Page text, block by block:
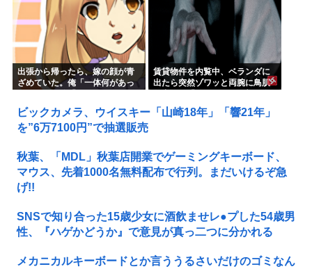
出張から帰ったら、嫁の顔が青
ざめていた。俺「一体何があっ
に話を聞くと…
賃貸物件を内覧中、ベランダに
出たら突然ゾワッと両腕に鳥肌
だ」と思った瞬間、体が前にド
ンッと突き飛ばされて…
ビックカメラ、ウイスキー「山崎18年」「響21年」
を”6万7100円”で抽選販売
秋葉、「MDL」秋葉店開業でゲーミングキーボード、
マウス、先着1000名無料配布で行列。まだいけるぞ急
げ!!
SNSで知り合った15歳少女に酒飲ませレ●プした54歳男
性、『ハゲかどうか』で意見が真っ二つに分かれる
メカニカルキーボードとか言ううるさいだけのゴミなん